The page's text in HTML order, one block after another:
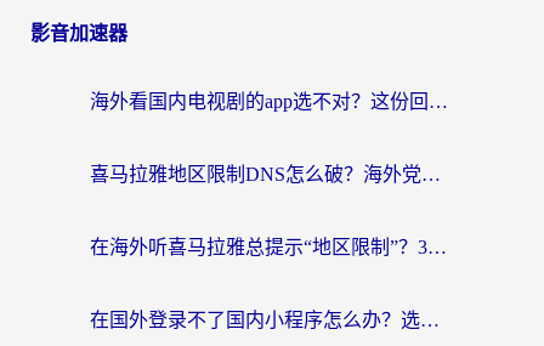
影音加速器
海外看国内电视剧的app选不对？这份回国加速器避坑指南帮你流畅追剧
喜马拉雅地区限制DNS怎么破？海外党听国内音乐听书的终极解决方案
在海外听喜马拉雅总提示“地区限制”？3步轻松解除+听国内音乐全攻略
在国外登录不了国内小程序怎么办？选对回国加速器，轻松解锁国内资源